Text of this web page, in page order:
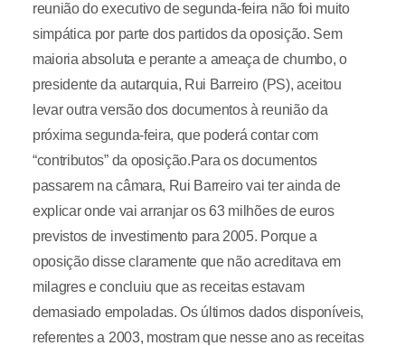
reunião do executivo de segunda-feira não foi muito
simpática por parte dos partidos da oposição. Sem
maioria absoluta e perante a ameaça de chumbo, o
presidente da autarquia, Rui Barreiro (PS), aceitou
levar outra versão dos documentos à reunião da
próxima segunda-feira, que poderá contar com
“contributos” da oposição.Para os documentos
passarem na câmara, Rui Barreiro vai ter ainda de
explicar onde vai arranjar os 63 milhões de euros
previstos de investimento para 2005. Porque a
oposição disse claramente que não acreditava em
milagres e concluiu que as receitas estavam
demasiado empoladas. Os últimos dados disponíveis,
referentes a 2003, mostram que nesse ano as receitas